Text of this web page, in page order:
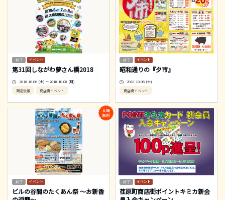
イベント
第31回しながわ夢さん橋2018
2018.10.06 (土) ～2018.10.08 (月)
商連後援
商店街イベント
イベント
昭和通りの『夕市』
2018.10.06 (土)
商店街イベント
イベント
ビルの谷間のたくあん祭 ～お新香
イベント
荏原町商店街ポイントキミカ新会